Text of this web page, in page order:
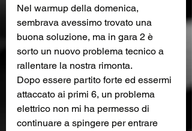
Nel warmup della domenica,
sembrava avessimo trovato una
buona soluzione, ma in gara 2 è
sorto un nuovo problema tecnico a
rallentare la nostra rimonta.
Dopo essere partito forte ed essermi
attaccato ai primi 6, un problema
elettrico non mi ha permesso di
continuare a spingere per entrare